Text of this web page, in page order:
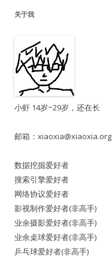
关于我
小虾 14岁~29岁，还在长
邮箱： xiaoxia@xiaoxia.org
数据挖掘爱好者
搜索引擎爱好者
网络协议爱好者
影视制作爱好者(非高手)
业余摄影爱好者(非高手)
业余桌球爱好者(非高手)
乒乓球爱好者(非高手)